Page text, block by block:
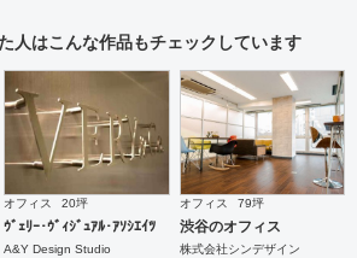
人はこんな作品もチェックしています
オフィス 20坪
ｳﾞｪﾘｰ･ｳﾞｨｼﾞｭｱﾙ･ｱｿｼｴｲﾂ
A&Y Design Studio
オフィス 79坪
渋谷のオフィス
株式会社シンデザイン